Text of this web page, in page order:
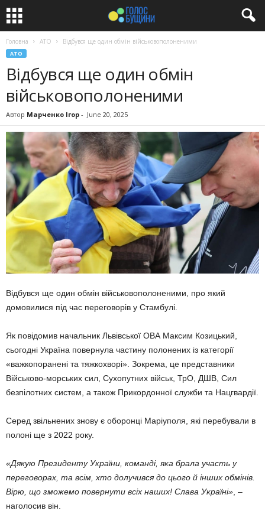
Головна АТО Відбувся ще один обмін військовополоненими
АТО
Відбувся ще один обмін
військовополоненими
Автор Марченко Ігор - June 20, 2025
Відбувся ще один обмін військовополоненими, про який
домовилися під час переговорів у Стамбулі.
Як повідомив начальник Львівської ОВА Максим Козицький,
сьогодні Україна повернула частину полонених із категорії
«важкопоранені та тяжкохворі». Зокрема, це представники
Військово-морських сил, Сухопутних військ, ТрО, ДШВ, Сил
безпілотних систем, а також Прикордонної служби та Нацгвардії.
Серед звільнених знову є оборонці Маріуполя, які перебували в
полоні ще з 2022 року.
«Дякую Президенту України, команді, яка брала участь у
переговорах, та всім, хто долучився до цього й інших обмінів.
Вірю, що зможемо повернути всіх наших! Слава Україні», –
наголосив він.